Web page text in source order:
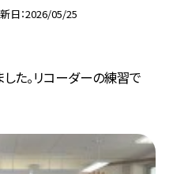
日 2026/05/25
た。リコーダーの練習で